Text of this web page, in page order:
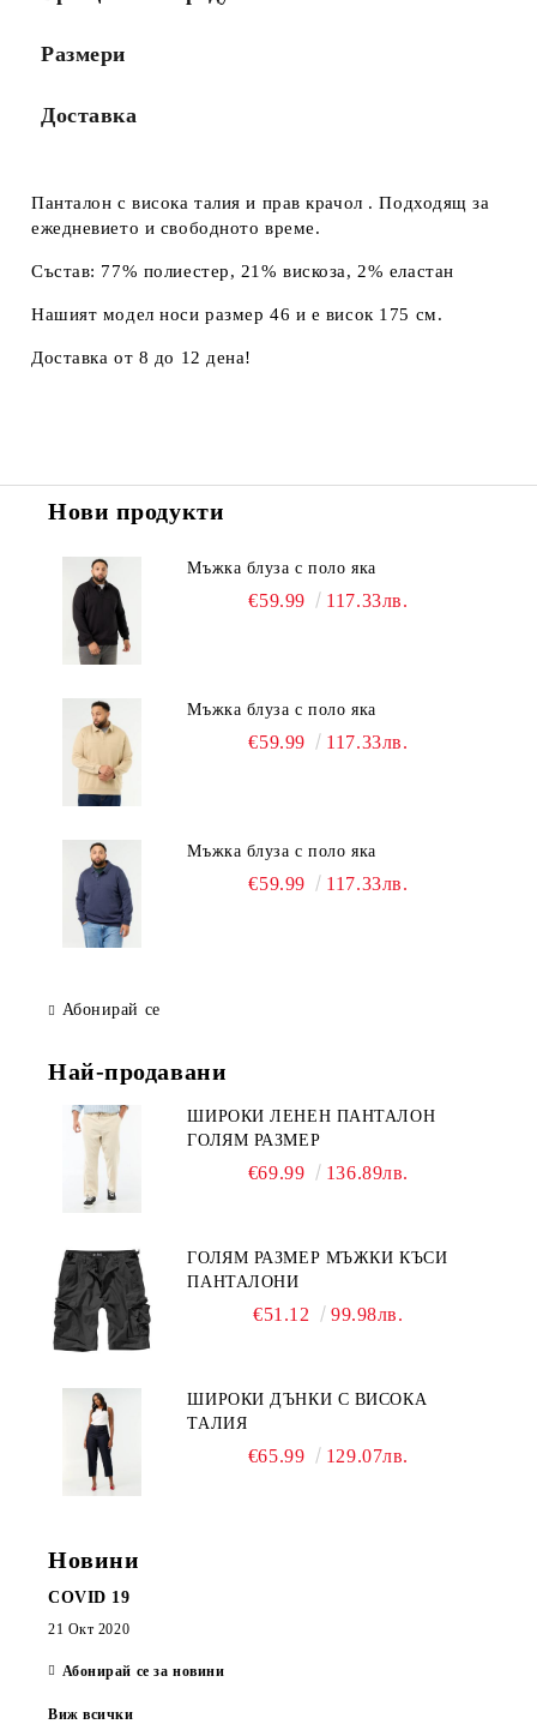
Размери
Доставка
Панталон с висока талия и прав крачол . Подходящ за
ежедневието и свободното време.
Състав: 77% полиестер, 21% вискоза, 2% еластан
Нашият модел носи размер 46 и е висок 175 см.
Доставка от 8 до 12 дена!
Нови продукти
Мъжка блуза с поло яка
€59.99 117.33лв.
Мъжка блуза с поло яка
€59.99 117.33лв.
Мъжка блуза с поло яка
€59.99 117.33лв.
Абонирай се
Най-продавани
ШИРОКИ ЛЕНЕН ПАНТАЛОН
ГОЛЯМ РАЗМЕР
€69.99 136.89лв.
ГОЛЯМ РАЗМЕР МЪЖКИ КЪСИ
ПАНТАЛОНИ
€51.12 99.98лв.
ШИРОКИ ДЪНКИ С ВИСОКА
ТАЛИЯ
€65.99 129.07лв.
Новини
COVID 19
21 Окт 2020
Абонирай се за новини
Виж всички